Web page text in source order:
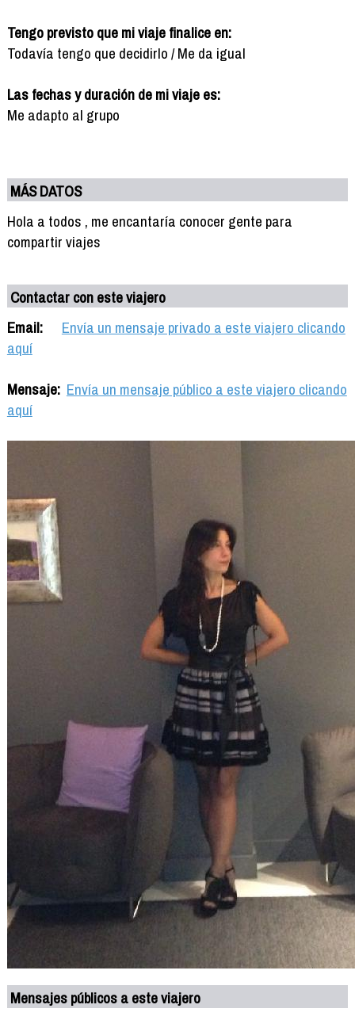
Tengo previsto que mi viaje finalice en:
Todavía tengo que decidirlo / Me da igual
Las fechas y duración de mi viaje es:
Me adapto al grupo
MÁS DATOS
Hola a todos , me encantaría conocer gente para
compartir viajes
Contactar con este viajero
Email:
Envía un mensaje privado a este viajero clicando
aquí
Mensaje: Envía un mensaje público a este viajero clicando
aquí
Mensajes públicos a este viajero